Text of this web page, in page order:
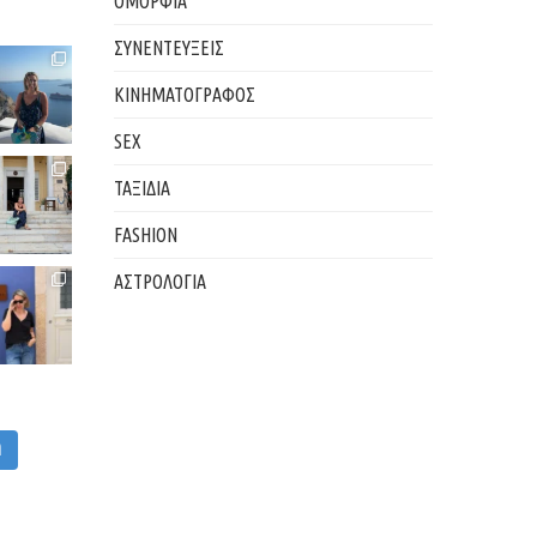
ΣΥΝΕΝΤΕΥΞΕΙΣ
ΚΙΝΗΜΑΤΟΓΡΑΦΟΣ
SEX
ΤΑΞΙΔΙΑ
FASHION
ΑΣΤΡΟΛΟΓΙΑ